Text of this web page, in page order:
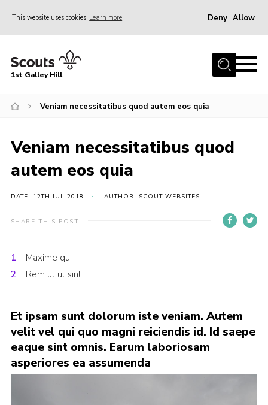
This website uses cookies Learn more Deny Allow
Home
Join
Events
Gallery
Hall Hire
Contact
Members Area
1st Galley Hill
Veniam necessitatibus quod autem eos quia
Veniam necessitatibus quod
autem eos quia
DATE: 12TH JUL 2018 AUTHOR: SCOUT WEBSITES
SHARE THIS POST
Maxime qui
Rem ut ut sint
Et ipsam sunt dolorum iste veniam. Autem
velit vel qui quo magni reiciendis id. Id saepe
eaque sint omnis. Earum laboriosam
asperiores ea assumenda